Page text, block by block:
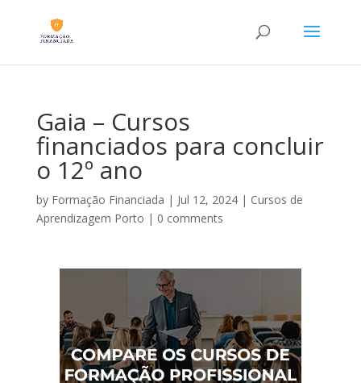
Gaia – Cursos
financiados para concluir
o 12º ano
by Formação Financiada | Jul 12, 2024| Cursos de
Aprendizagem Porto | 0 comments